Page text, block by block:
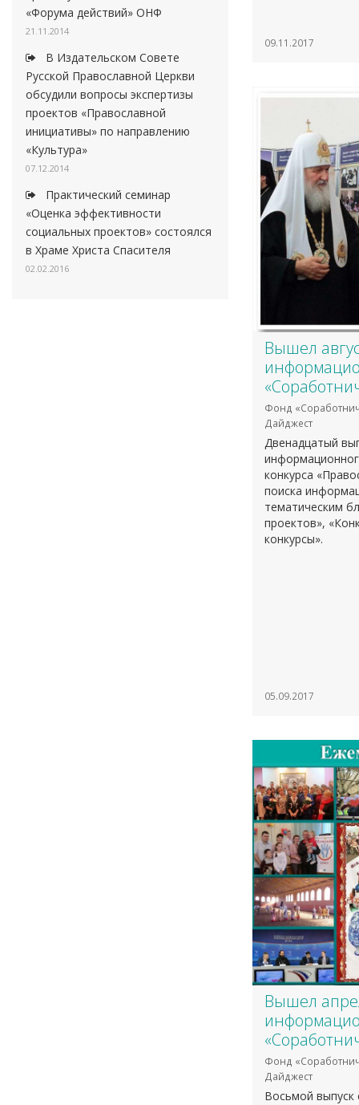
«Форума действий» ОНФ
21.11.2014
В Издательском Совете
Русской Православной Церкви
обсудили вопросы экспертизы
проектов «Православной
инициативы» по направлению
«Культура»
07.12.2014
Практический семинар
«Оценка эффективности
социальных проектов» состоялся
в Храме Христа Спасителя
02.02.2016
09.11.2017
Вышел
Фонд
Дайджест
Двенадцатый
конкурса
поиска
тематическим
проектов»,
конкурсы».
05.09.2017
Вышел
Фонд
Дайджест
Восьмой